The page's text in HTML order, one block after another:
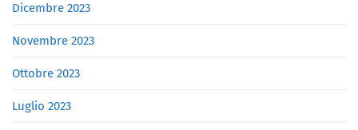
Dicembre 2023
Novembre 2023
Ottobre 2023
Luglio 2023